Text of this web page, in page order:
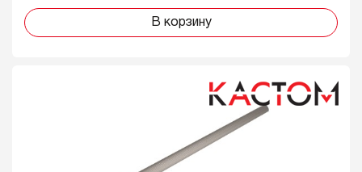
В корзину